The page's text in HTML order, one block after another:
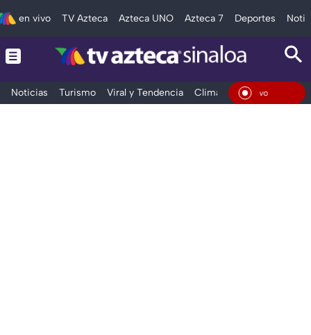
en vivo TV Azteca Azteca UNO Azteca 7 Deportes
Noticias Turismo Viral y Tendencia Clima Deportes En